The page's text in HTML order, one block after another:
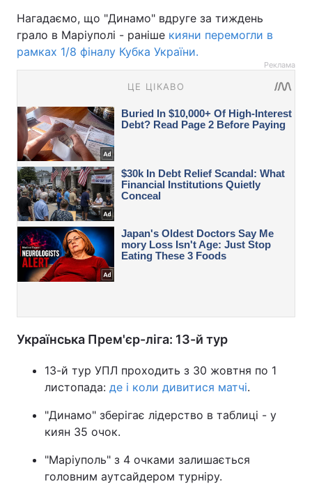
Нагадаємо, що "Динамо" вдруге за тиждень
грало в Маріуполі - раніше кияни перемогли в
рамках 1/8 фіналу Кубка України.
Реклама
Українська Прем'єр-ліга: 13-й тур
13-й тур УПЛ проходить з 30 жовтня по 1
листопада: де і коли дивитися матчі.
"Динамо" зберігає лідерство в таблиці - у
киян 35 очок.
"Маріуполь" з 4 очками залишається
головним аутсайдером турніру.